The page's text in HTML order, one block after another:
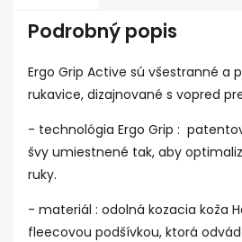
Podrobný popis
Ergo Grip Active sú všestranné a
rukavice, dizajnované s vopred
- technológia Ergo Grip :
švy umiestnené tak, aby
ruky.
- materiál : odolná kozacia koža
fleecovou podšívkou, ktorá